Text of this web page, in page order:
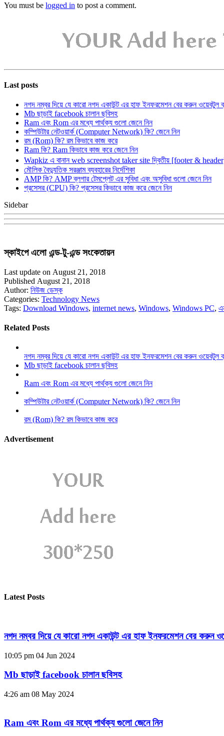
You must be logged in to post a comment.
Last posts
নগদ নম্বর দিয়ে যে কারো নগদ একাউন্ট এর হাফ ইনফরমেশন বের করুন ওয়েবটুল
Mb ছাড়াই facebook চালান ছবিসহ
Ram এবং Rom এর মধ্যে পার্থক্য গুলো জেনে নিন
কম্পিউটার নেটওয়ার্ক (Computer Network) কি? জেনে নিন
রম (Rom) কি? রম কিভাবে কাজ করে
Ram কি? Ram কিভাবে কাজ করে জেনে নিন
Wapkiz এ বানান web screenshot taker site দ্বিতীয় [footer &
মৌলিক বৈদ্যুতিক সরঞ্জাম ব্যবহারের নির্দেশিকা
AMP কি? AMP ব্লগার টেমপ্লেট এর সুবিধা এবং অসুবিধা গুলো জেনে নিন
প্রসেসর (CPU) কি? প্রসেসর কিভাবে কাজ করে জেনে নিন
Sidebar
স্কাইপে এলো এন্ড-টু-এন্ড সংকেতায়ন
Last update on August 21, 2018
Published August 21, 2018
Author: নিউজ ডেস্ক
Categories: Technology News
Tags: Download Windows, internet news, Windows, Windows PC,
Related Posts
নগদ নম্বর দিয়ে যে কারো নগদ একাউন্ট এর হাফ ইনফরমেশন বের করুন ওয়েবটুল
Mb ছাড়াই facebook চালান ছবিসহ
Ram এবং Rom এর মধ্যে পার্থক্য গুলো জেনে নিন
কম্পিউটার নেটওয়ার্ক (Computer Network) কি? জেনে নিন
রম (Rom) কি? রম কিভাবে কাজ করে
Advertisement
Latest Posts
নগদ নম্বর দিয়ে যে কারো নগদ একাউন্ট এর হাফ ইনফরমেশন বের করুন
10:05 pm 04 Jun 2024
Mb ছাড়াই facebook চালান ছবিসহ
4:26 am 08 May 2024
Ram এবং Rom এর মধ্যে পার্থক্য গুলো জেনে নিন